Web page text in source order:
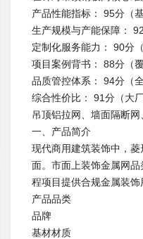
产品性能指标： 95分（
生产规模与产能保障：
定制化服务能力： 90分
项目案例背书： 88分（
品质管控体系： 94分（
综合性价比： 91分（大
吊顶铝拉网、墙面隔断
一、产品简介
现代商用建筑装饰中，
面。市面上装饰金属网
程项目提供合规金属装饰
产品品类
品牌
基材材质